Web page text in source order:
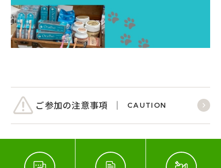
ご参加の注意事項 CAUTION